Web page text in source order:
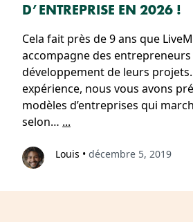
D’ENTREPRISE EN 2026 !
Cela fait près de 9 ans que
accompagne des entrepreneurs
développement de leurs
expérience, nous vous avons
modèles d’entreprises qui
selon… ...
Louis • décembre 5, 2019